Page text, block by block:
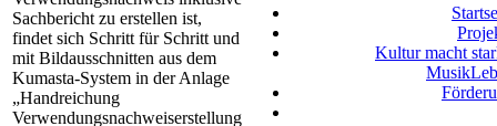
Sachbericht zu erstellen ist,
findet sich Schritt für Schritt und
mit Bildausschnitten aus dem
Kumasta-System in der Anlage
„Handreichung
Verwendungsnachweiserstellung
Kultur macht